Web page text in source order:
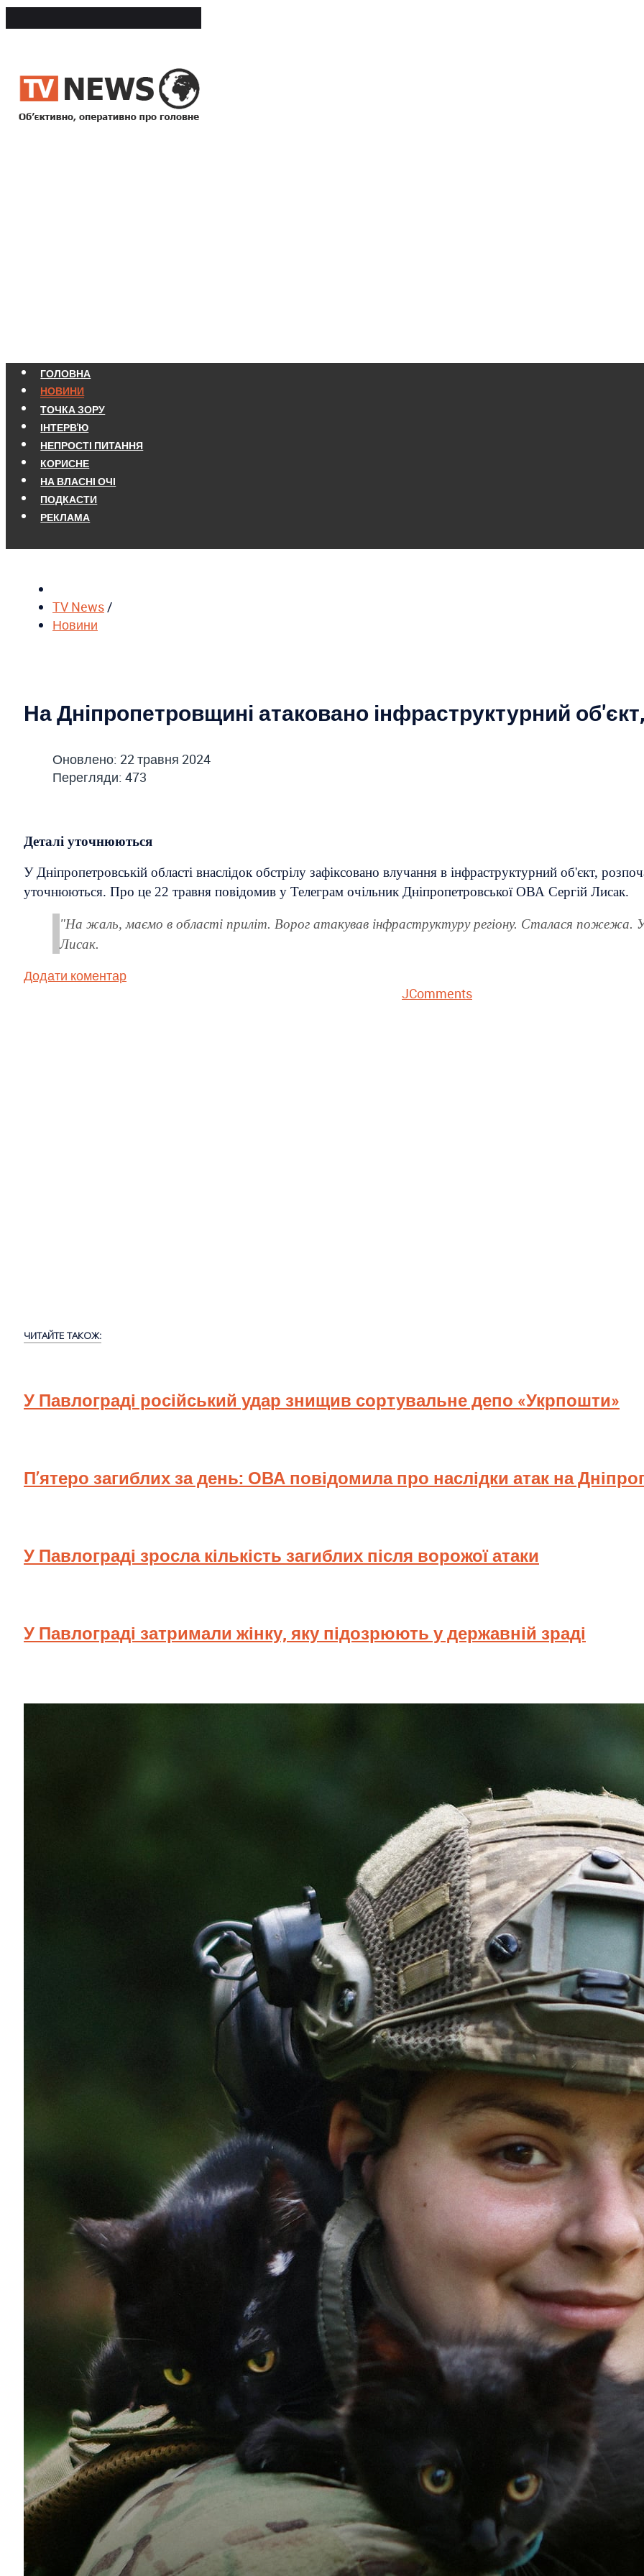
ГОЛОВНА
НОВИНИ
ТОЧКА ЗОРУ
ІНТЕРВ'Ю
НЕПРОСТІ ПИТАННЯ
КОРИСНЕ
НА ВЛАСНІ ОЧІ
ПОДКАСТИ
РЕКЛАМА
TV News /
Новини
На Дніпропетровщині атаковано інфраструктурний
Оновлено: 22 травня 2024
Перегляди: 473
Деталі уточнюються
У Дніпропетровській області внаслідок обстрілу зафіксовано влучання в інфраструктурний об'єкт,
уточнюються. Про це 22 травня повідомив у Телеграм очільник Дніпропетровської ОВА Сергій Лисак.
"На жаль, маємо в області приліт. Ворог атакував інфраструктуру регіону. Сталася пожежа.
Лисак.
Додати коментар
JComments
ЧИТАЙТЕ ТАКОЖ:
У Павлограді російський удар знищив сортувальне депо «Укрпошти»
П’ятеро загиблих за день: ОВА повідомила про наслідки атак на
У Павлограді зросла кількість загиблих після ворожої атаки
У Павлограді затримали жінку, яку підозрюють у державній зраді